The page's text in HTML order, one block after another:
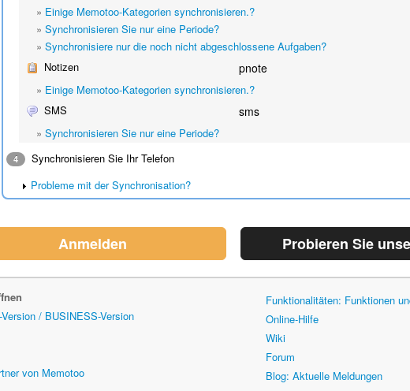
» Einige Memotoo-Kategorien synchronisieren.?
» Synchronisieren Sie nur eine Periode?
» Synchronisiere nur die noch nicht abgeschlossene Aufgaben?
Notizen
pnote
» Einige Memotoo-Kategorien synchronisieren.?
SMS
sms
» Synchronisieren Sie nur eine Periode?
4
Synchronisieren Sie Ihr Telefon
Probleme mit der Synchronisation?
Anmelden Probieren Sie
/ BUSINESS-Version
von Memotoo
Funktionalitäten: Funktionen
Online-Hilfe
Wiki
Forum
Blog: Aktuelle Meldungen